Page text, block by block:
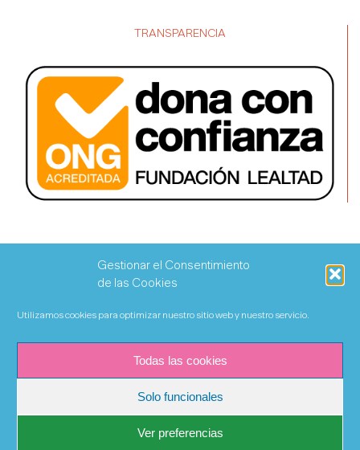
Gestionar el Consentimiento
de las Cookies
Utilizamos cookies para optimizar nuestro sitio web y nuestro servicio.
Todas las cookies
Solo funcionales
Ver preferencias
TRANSPARENCIA
©Copyright 2020 Fundación Khanimambo | Todos los derechos